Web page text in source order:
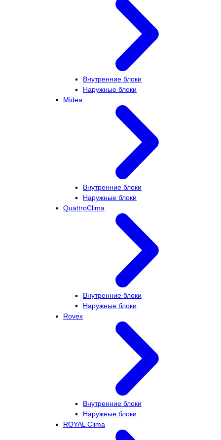
Внутренние блоки
Наружные блоки
Midea
Внутренние блоки
Наружные блоки
QuattroClima
Внутренние блоки
Наружные блоки
Rovex
Внутренние блоки
Наружные блоки
ROYAL Clima